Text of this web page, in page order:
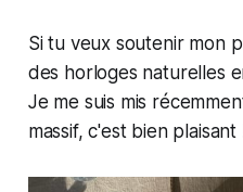
Si tu veux soutenir mon
des horloges naturelles
Je me suis mis
massif, c'est bien plaisant